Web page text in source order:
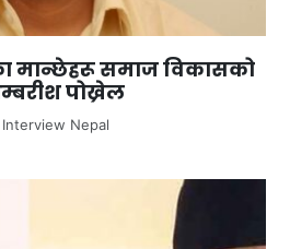
मान्छेहरू समाज विकासको
पोख्रेल
Interview Nepal